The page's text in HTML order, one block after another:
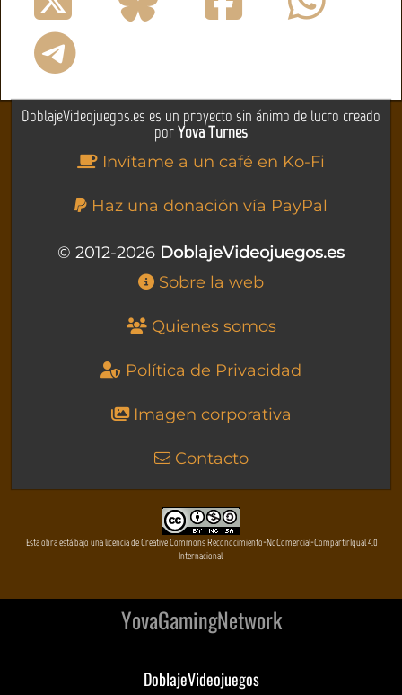
DoblajeVideojuegos.es es un proyecto sin ánimo de lucro creado
porYova Turnes
Invítame a un café en Ko-Fi
Haz una donación vía PayPal
© 2012-2026 DoblajeVideojuegos.es
Sobre la web
Quienes somos
Política de Privacidad
Imagen corporativa
Contacto
Esta obra está bajo una licencia de Creative Commons Reconocimiento-NoComercial-CompartirIgual 4.0
Internacional
YovaGamingNetwork
DoblajeVideojuegos